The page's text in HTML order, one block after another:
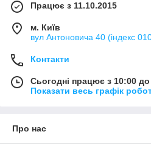
Працює з 11.10.2015
м. Київ
вул Антоновича 40 (індекс
Контакти
Сьогодні працює з 10:00
Показати весь графік
Про нас